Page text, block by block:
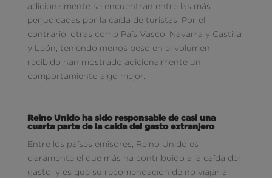
adicionalmente se encuentran entre las más
perjudicadas por la caída de turistas. Por el
contrario, otras como País Vasco, Navarra y Castilla
y León, teniendo menos peso en el volumen
recibido han mostrado adicionalmente un
comportamiento algo mejor.
Reino Unido ha sido responsable de casi una
cuarta parte de la caída del gasto extranjero
Entre los países emisores, Reino Unido es
claramente el que más ha contribuido a la caída del
gasto, y es que su recomendación de no viajar a